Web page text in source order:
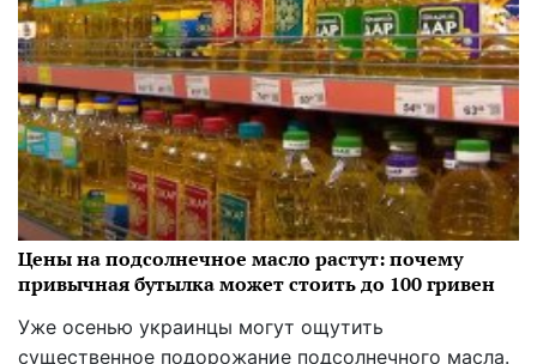
Цены на подсолнечное масло растут: почему
привычная бутылка может стоить до 100 гривен
Уже осенью украинцы могут ощутить
существенное подорожание подсолнечного масла.